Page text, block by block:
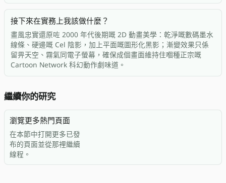
接下來在實務上我該做什麼？
畫風忠實還原咗 2000 年代後期嘅 2D 動畫美學：乾淨嘅數碼墨水
線條、硬邊嘅 Cel 陰影，加上平面嘅圖形化黑影；漸變效果只係
留畀天空、霧氣同電子螢幕，確保成個畫面維持住嗰種正宗嘅
Cartoon Network 科幻動作劇味道。
繼續你的研究
瀏覽更多熱門頁面
在本節中打開更多已發
布的頁面並從那裡繼續
線程。